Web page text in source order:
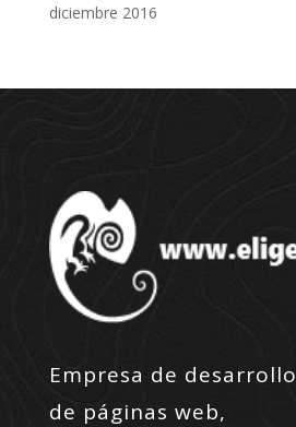
diciembre 2016
Empresa de desarrollo
de páginas web,